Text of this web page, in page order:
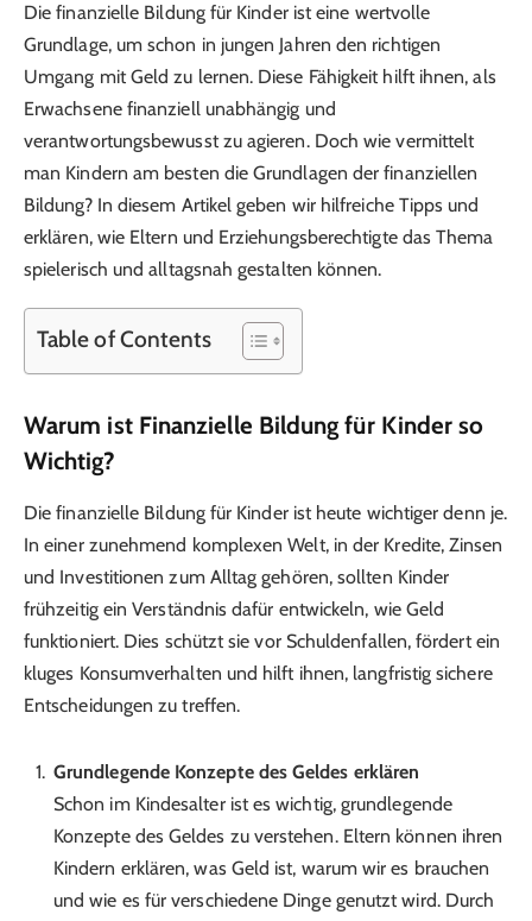
Die finanzielle Bildung für Kinder ist eine wertvolle
Grundlage, um schon in jungen Jahren den richtigen
Umgang mit Geld zu lernen. Diese Fähigkeit hilft ihnen, als
Erwachsene finanziell unabhängig und
verantwortungsbewusst zu agieren. Doch wie vermittelt
man Kindern am besten die Grundlagen der finanziellen
Bildung? In diesem Artikel geben wir hilfreiche Tipps und
erklären, wie Eltern und Erziehungsberechtigte das Thema
spielerisch und alltagsnah gestalten können.
Table of Contents
Warum ist Finanzielle Bildung für Kinder so
Wichtig?
Die finanzielle Bildung für Kinder ist heute wichtiger denn je.
In einer zunehmend komplexen Welt, in der Kredite, Zinsen
und Investitionen zum Alltag gehören, sollten Kinder
frühzeitig ein Verständnis dafür entwickeln, wie Geld
funktioniert. Dies schützt sie vor Schuldenfallen, fördert ein
kluges Konsumverhalten und hilft ihnen, langfristig sichere
Entscheidungen zu treffen.
Grundlegende Konzepte des Geldes erklären
Schon im Kindesalter ist es wichtig, grundlegende
Konzepte des Geldes zu verstehen. Eltern können ihren
Kindern erklären, was Geld ist, warum wir es brauchen
und wie es für verschiedene Dinge genutzt wird. Durch